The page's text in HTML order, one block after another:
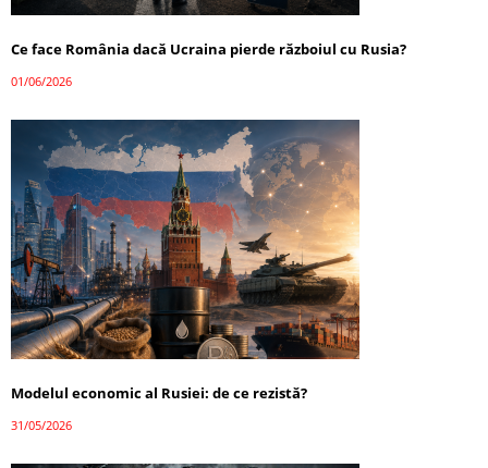
Ce face România dacă Ucraina pierde războiul cu Rusia?
01/06/2026
Modelul economic al Rusiei: de ce rezistă?
31/05/2026